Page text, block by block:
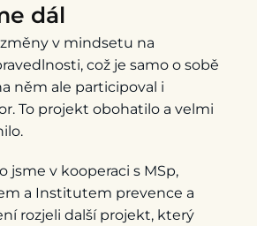
dál
v mindsetu na
což je samo o sobě
něm ale participoval i
To projekt obohatilo a velmi
jsme v kooperaci s MSp,
a Institutem prevence a
rozjeli další projekt, který